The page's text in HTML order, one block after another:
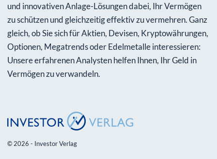
und innovativen Anlage-Lösungen dabei, Ihr Vermögen
zu schützen und gleichzeitig effektiv zu vermehren. Ganz
gleich, ob Sie sich für Aktien, Devisen, Kryptowährungen,
Optionen, Megatrends oder Edelmetalle interessieren:
Unsere erfahrenen Analysten helfen Ihnen, Ihr Geld in
Vermögen zu verwandeln.
© 2026 - Investor Verlag